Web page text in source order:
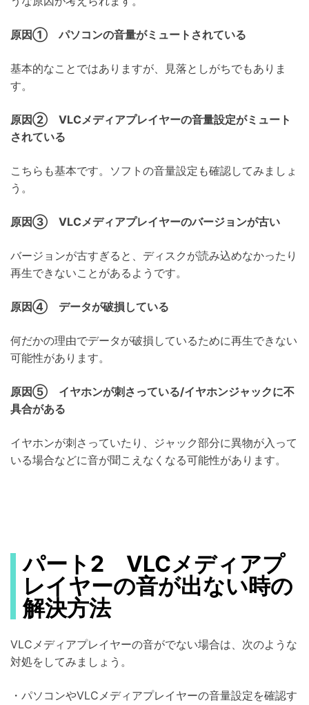
原因① パソコンの音量がミュートされている
基本的なことではありますが、見落としがちでもありま
す。
原因② VLCメディアプレイヤーの音量設定がミュート
されている
こちらも基本です。ソフトの音量設定も確認してみましょ
う。
原因③ VLCメディアプレイヤーのバージョンが古い
バージョンが古すぎると、ディスクが読み込めなかったり
再生できないことがあるようです。
原因④ データが破損している
何だかの理由でデータが破損しているために再生できない
可能性があります。
原因⑤ イヤホンが刺さっている/イヤホンジャックに不
具合がある
イヤホンが刺さっていたり、ジャック部分に異物が入って
いる場合などに音が聞こえなくなる可能性があります。
パート2 VLCメディアプ
レイヤーの音が出ない時の
解決方法
VLCメディアプレイヤーの音がでない場合は、次のような
対処をしてみましょう。
・パソコンやVLCメディアプレイヤーの音量設定を確認す